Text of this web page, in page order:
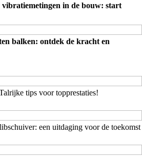
in de bouw: start
balken: ontdek de kracht en
tips voor topprestaties!
een uitdaging voor de toekomst